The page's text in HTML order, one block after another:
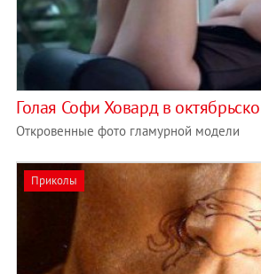
Голая Софи Ховард в
Откровенные фото гламурной модели
Приколы